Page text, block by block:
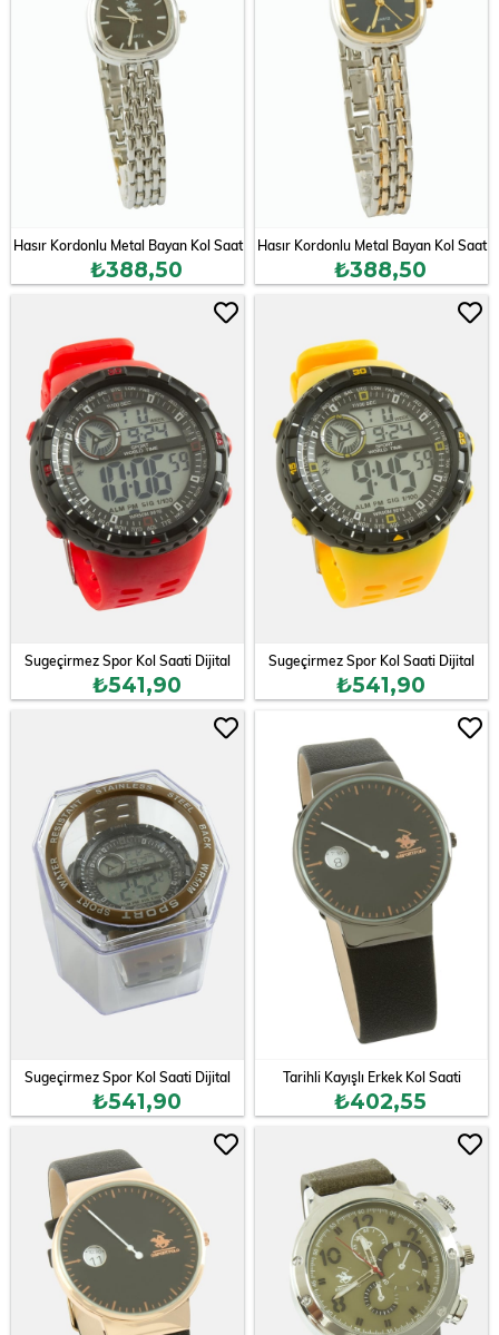
Hasır Kordonlu Metal Bayan Kol Saat
₺388,50
Hasır Kordonlu Metal Bayan Kol Saat
₺388,50
Sugeçirmez Spor Kol Saati Dijital
₺541,90
Sugeçirmez Spor Kol Saati Dijital
₺541,90
Sugeçirmez Spor Kol Saati Dijital
₺541,90
Tarihli Kayışlı Erkek Kol Saati
₺402,55